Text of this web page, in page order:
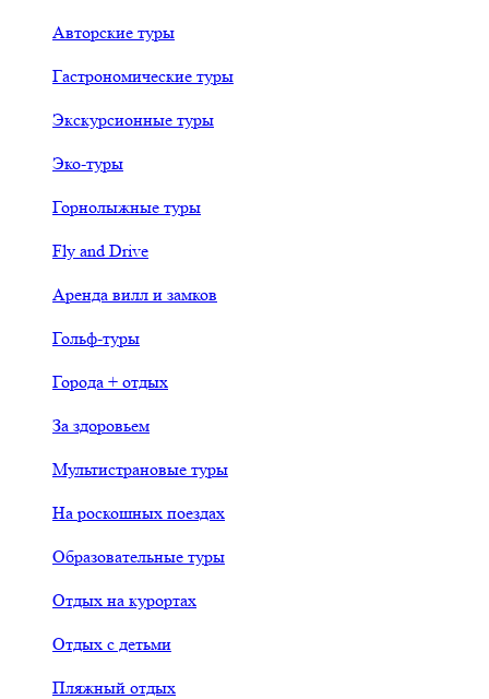
Авторские туры
Гастрономические туры
Экскурсионные туры
Эко-туры
Горнолыжные туры
Fly and Drive
Аренда вилл и замков
Гольф-туры
Города + отдых
За здоровьем
Мультистрановые туры
На роскошных поездах
Образовательные туры
Отдых на курортах
Отдых с детьми
Пляжный отдых